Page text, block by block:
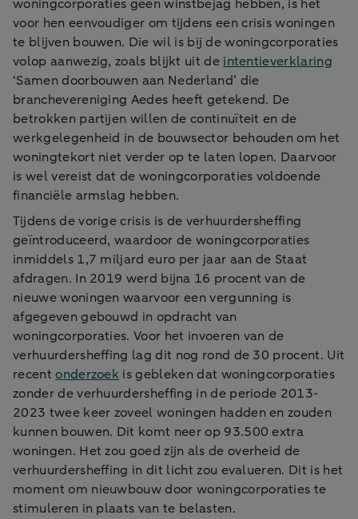
woningcorporaties geen winstbejag hebben, is het
voor hen eenvoudiger om tijdens een crisis woningen
te blijven bouwen. Die wil is bij de woningcorporaties
volop aanwezig, zoals blijkt uit de intentieverklaring
‘Samen doorbouwen aan Nederland’ die
branchevereniging Aedes heeft getekend. De
betrokken partijen willen de continuïteit en de
werkgelegenheid in de bouwsector behouden om het
woningtekort niet verder op te laten lopen. Daarvoor
is wel vereist dat de woningcorporaties voldoende
financiële armslag hebben.
Tijdens de vorige crisis is de verhuurdersheffing
geïntroduceerd, waardoor de woningcorporaties
inmiddels 1,7 miljard euro per jaar aan de Staat
afdragen. In 2019 werd bijna 16 procent van de
nieuwe woningen waarvoor een vergunning is
afgegeven gebouwd in opdracht van
woningcorporaties. Voor het invoeren van de
verhuurdersheffing lag dit nog rond de 30 procent. Uit
recentonderzoek is gebleken dat woningcorporaties
zonder de verhuurdersheffing in de periode 2013-
2023 twee keer zoveel woningen hadden en zouden
kunnen bouwen. Dit komt neer op 93.500 extra
woningen. Het zou goed zijn als de overheid de
verhuurdersheffing in dit licht zou evalueren. Dit is het
moment om nieuwbouw door woningcorporaties te
stimuleren in plaats van te belasten.